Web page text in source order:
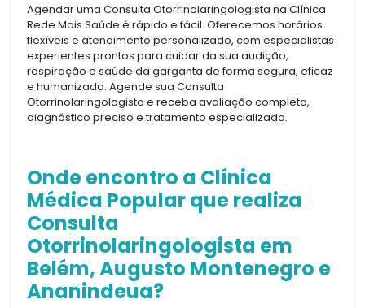
Agendar uma Consulta Otorrinolaringologista na Clínica
Rede Mais Saúde é rápido e fácil. Oferecemos horários
flexíveis e atendimento personalizado, com especialistas
experientes prontos para cuidar da sua audição,
respiração e saúde da garganta de forma segura, eficaz
e humanizada. Agende sua Consulta
Otorrinolaringologista e receba avaliação completa,
diagnóstico preciso e tratamento especializado.
Onde encontro a Clínica
Médica Popular que realiza
Consulta
Otorrinolaringologista em
Belém, Augusto Montenegro e
Ananindeua?